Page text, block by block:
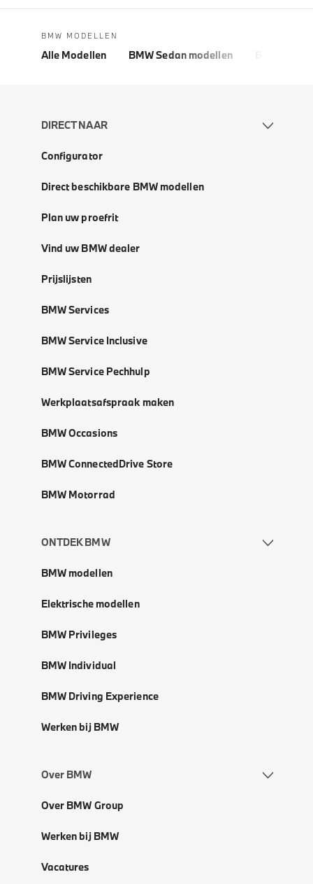
BMW MODELLEN
Alle Modellen BMW Sedan modellen
DIRECT NAAR
Configurator
Direct beschikbare BMW modellen
Plan uw proefrit
Vind uw BMW dealer
Prijslijsten
BMW Services
BMW Service Inclusive
BMW Service Pechhulp
Werkplaatsafspraak maken
BMW Occasions
BMW ConnectedDrive Store
BMW Motorrad
ONTDEK BMW
BMW modellen
Elektrische modellen
BMW Privileges
BMW Individual
BMW Driving Experience
Werken bij BMW
Over BMW
Over BMW Group
Werken bij BMW
Vacatures